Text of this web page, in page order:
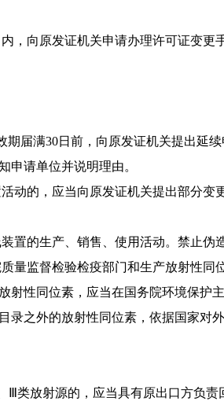
，向原发证机关申请办理许可证变更
期届满30日前，向原发证机关提出延
申请单位并说明理由。
动的，应当向原发证机关提出部分变
置的生产、销售、使用活动。 禁止伪
量监督检验检疫部门和生产放射性同
射性同位素，应当在国务院环境保护
录之外的放射性同位素，依据国家对
Ⅲ类放射源的，应当具有原出口方负责